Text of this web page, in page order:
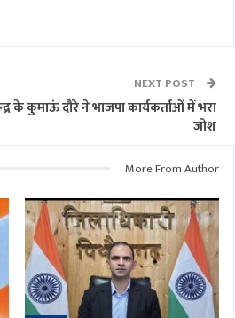
NEXT POST
के कुमाऊं दौरे ने भाजपा कार्यकर्ताओं में भरा
जोश
More From Author